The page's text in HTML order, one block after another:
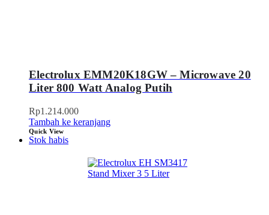
Electrolux EMM20K18GW – Microwave 20
Liter 800 Watt Analog Putih
Rp1.214.000
Tambah ke keranjang
Quick View
Stok habis